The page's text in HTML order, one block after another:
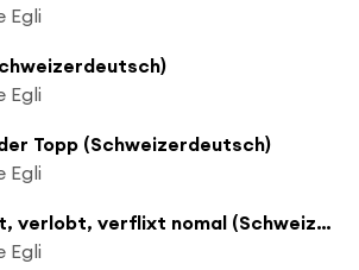
Egli
Egli
Topp (Schweizerdeutsch)
Egli
Verliebt, verlobt, verflixt nomal (Schweizerdeutsch)
Egli